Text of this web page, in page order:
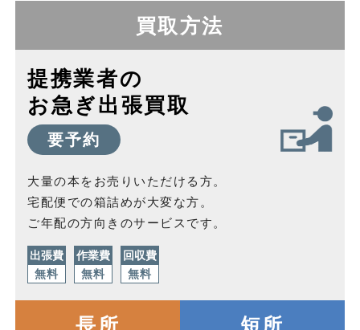
買取方法
提携業者の
お急ぎ出張買取
要予約
大量の本をお売りいただける方。
宅配便での箱詰めが大変な方。
ご年配の方向きのサービスです。
出張費
無料
作業費
無料
回収費
無料
長所 短所